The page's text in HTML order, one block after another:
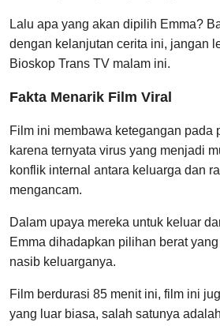
Lalu apa yang akan dipilih Emma?
dengan kelanjutan cerita ini, jangan
Bioskop Trans TV malam ini.
Fakta Menarik Film Viral
Film ini membawa ketegangan pada
karena ternyata virus yang menjadi
konflik internal antara keluarga dan
mengancam.
Dalam upaya mereka untuk keluar
Emma dihadapkan pilihan berat
nasib keluarganya.
Film berdurasi 85 menit ini, film ini
yang luar biasa, salah satunya